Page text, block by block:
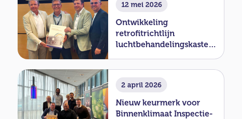
12 mei 2026
Ontwikkeling
retrofitrichtlijn
luchtbehandelingskasten
2 april 2026
Nieuw keurmerk voor
Binnenklimaat Inspectie-